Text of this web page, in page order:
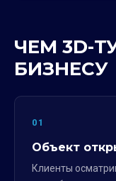
ЧЕМ 3D-
БИЗНЕСУ
01
Объект
Клиенты